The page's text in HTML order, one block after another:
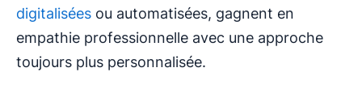
digitalisées ou automatisées, gagnent en
empathie professionnelle avec une approche
toujours plus personnalisée.